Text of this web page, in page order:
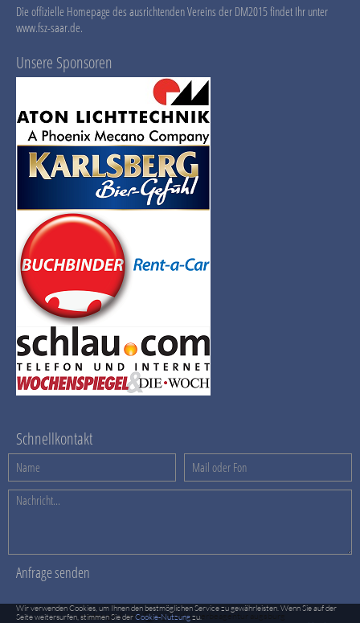
Die offizielle Homepage des ausrichtenden Vereins der DM2015 findet Ihr unter
www.fsz-saar.de.
Unsere Sponsoren
Schnellkontakt
webdesign & cms eg media, werbeagentur augsburg
Wir verwenden Cookies, um Ihnen den bestmöglichen Service zu gewährleisten. Wenn Sie auf der
Seite weitersurfen, stimmen Sie derCookie-Nutzungzu.